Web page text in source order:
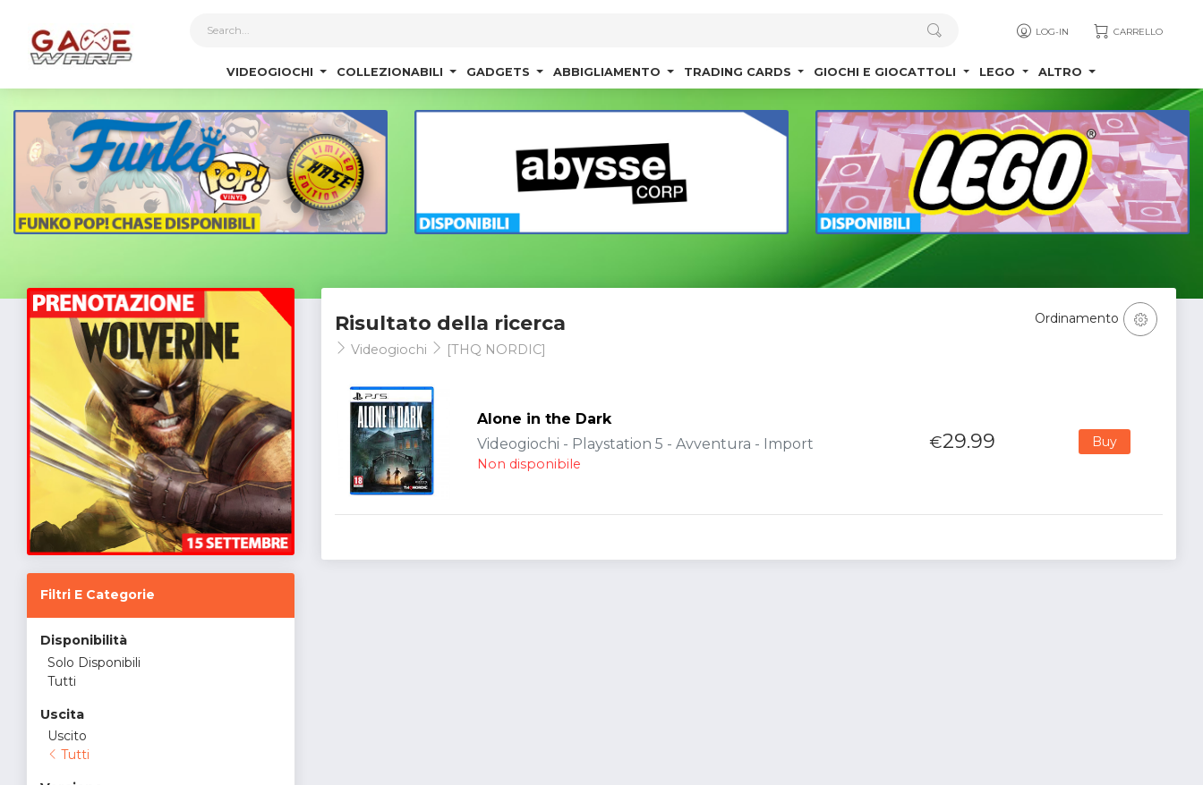
LOG-IN CARRELLO
VIDEOGIOCHI COLLEZIONABILI GADGETS ABBIGLIAMENTO TRADING CARDS GIOCHI E GIOCATTOLI LEGO ALTRO
Filtri E Categorie
Disponibilità
Solo Disponibili
Tutti
Uscita
Uscito
Tutti
Risultato della ricerca
Videogiochi [THQ NORDIC]
Ordinamento
Alone in the Dark
Videogiochi - Playstation 5 - Avventura - Import
Non disponibile
€29.99 Buy